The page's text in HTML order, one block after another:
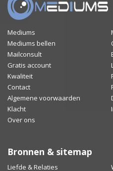
Mediums
Mediums bellen
Mailconsult
Gratis account
Kwaliteit
Contact
Algemene voorwaarden
Klacht
Over ons
Bronnen & sitemap
Liefde & Relaties